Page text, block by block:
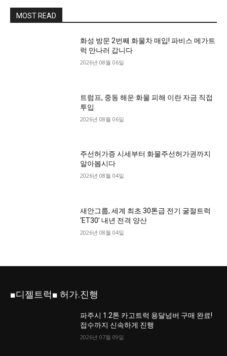
MOST READ
화성 방문 2번째 화물차 매입! 파비스 메가트
럭 만나러 갑니다
2026년 08월 06일
트럼프, 중동 해운·화물 피해 이란 자금 직접
투입
2026년 08월 06일
주선허가증 시세부터 화물주선허가권까지
알아봅시다
2026년 08월 04일
새안그룹, 세계 최초 30톤급 전기 굴절트럭
‘ET30’ 내년 전격 양산
2026년 08월 04일
■디젤트럭■ 허가.진행
파주시 1.2톤 카고트럭 용달넘버 구매 완료!
접수까지 신속하게 진행
2026년 07월 09일